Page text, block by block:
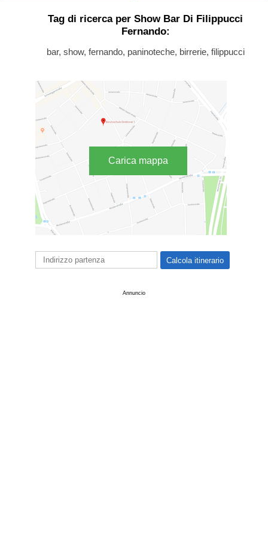
Tag di ricerca per Show Bar Di Filippucci
Fernando:
bar, show, fernando, paninoteche, birrerie, filippucci
Carica mappa
Annuncio